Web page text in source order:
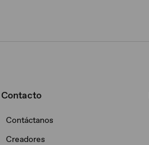
Contacto
Contáctanos
Creadores